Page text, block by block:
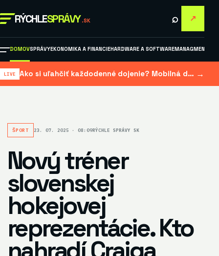
RÝCHLESPRÁVY .SK ⌕ ↗
DOMOVSPRÁVYEKONOMIKA A FINANCIEHARDWARE A SOFTWAREMANAGMENT A
Ako si uľahčiť každodenné dojenie? Mobilná dojačka šetrí čas aj námahu →
ŠPORT 23. 07. 2025 · 08:09RÝCHLE SPRÁVY SK
Nový tréner
slovenskej
hokejovej
reprezentácie. Kto